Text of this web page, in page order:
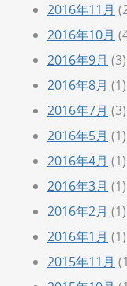
2016年11月
2016年10月
2016年9月 (3)
2016年8月 (1)
2016年7月 (3)
2016年5月 (1)
2016年4月 (1)
2016年3月 (1)
2016年2月 (1)
2016年1月 (1)
2015年11月